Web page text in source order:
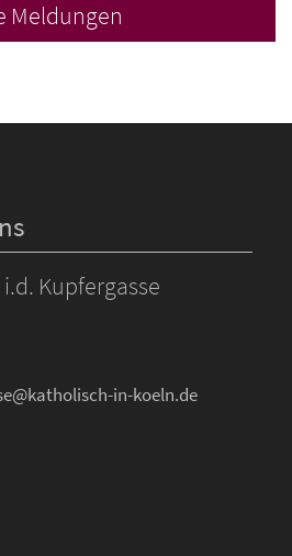
Meldungen
Kupfergasse
in-koeln.de